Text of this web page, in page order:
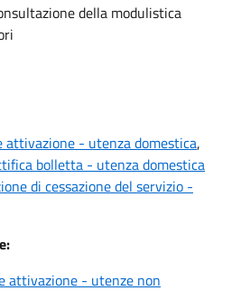
della modulistica
attivazione - utenza domestica,
bolletta - utenza domestica
di cessazione del servizio -
attivazione - utenze non